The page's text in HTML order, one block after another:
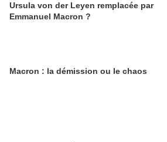
Ursula von der Leyen remplacée par
Emmanuel Macron ?
Macron : la démission ou le chaos